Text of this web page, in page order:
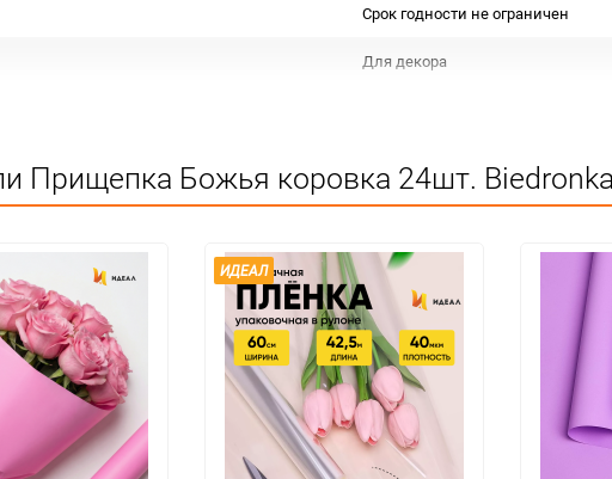
Срок годности не ограничен
Для декора
100
упак
Прищепка Божья коровка 24шт.
ИДЕАЛ